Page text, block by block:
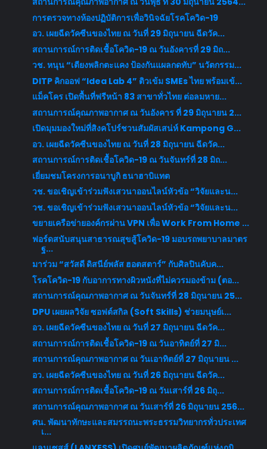
การตรวจทางห้องปฏิบัติการเพื่อวินิจฉัยโรคโควิด-19
อว. เผยฉีดวัคซีนของไทย ณ วันที่ 29 มิถุนายน ฉีดวัค...
สถานการณ์การติดเชื้อโควิด-19 ณ วันอังคารที่ 29 มิถ...
วช. หนุน “เตียงพลิกตะแคง ป้องกันแผลกดทับ” นวัตกรรม...
DITP คิกออฟ “Idea Lab 4” ติวเข้ม SMEs ไทย พร้อมเข้...
แม็คโคร เปิดพื้นที่ฟรีหน้า 83 สาขาทั่วไทย ต่อลมหาย...
สถานการณ์คุณภาพอากาศ ณ วันอังคาร ที่ 29 มิถุนายน 2...
เปิดมุมมองใหม่ที่สิงคโปร์ชวนสัมผัสเสน่ห์ Kampong G...
อว. เผยฉีดวัคซีนของไทย ณ วันที่ 28 มิถุนายน ฉีดวัค...
สถานการณ์การติดเชื้อโควิด-19 ณ วันจันทร์ที่ 28 มิถ...
เยี่ยมชมโครงการอนาบูกิ ธนาฮาบิแทต
วช. ขอเชิญเข้าร่วมฟังเสวนาออนไลน์หัวข้อ “วิจัยและน...
วช. ขอเชิญเข้าร่วมฟังเสวนาออนไลน์หัวข้อ “วิจัยและน...
ขยายเครือข่ายองค์กรผ่าน VPN เพื่อ Work From Home​ ...
ฟอร์ดสนับสนุนสาธารณสุขสู้โควิด-19 มอบรถพยาบาลมาตร
ฐ...
มาร่วม “สวัสดี ดิสนีย์พลัส ฮอตสตาร์” กับศิลปินคับค...
โรคโควิด-19 กับอาการทางผิวหนังที่ไม่ควรมองข้าม (ตอ...
สถานการณ์คุณภาพอากาศ ณ วันจันทร์ที่ 28 มิถุนายน 25...
DPU เผยผลวิจัย ซอฟต์สกิล (Soft Skills) ช่วยมนุษย์เ...
อว. เผยฉีดวัคซีนของไทย ณ วันที่ 27 มิถุนายน ฉีดวัค...
สถานการณ์การติดเชื้อโควิด-19 ณ วันอาทิตย์ที่ 27 มิ...
สถานการณ์คุณภาพอากาศ ณ วันเอาทิตย์ที่ 27 มิถุนายน ...
อว. เผยฉีดวัคซีนของไทย ณ วันที่ 26 มิถุนายน ฉีดวัค...
สถานการณ์การติดเชื้อโควิด-19 ณ วันเสาร์ที่ 26 มิถุ...
สถานการณ์คุณภาพอากาศ ณ วันเสาร์ที่ 26 มิถุนายน 256...
ศน. พัฒนาทักษะและสมรรถนะพระธรรมวิทยากรทั่วประเทศ
เ...